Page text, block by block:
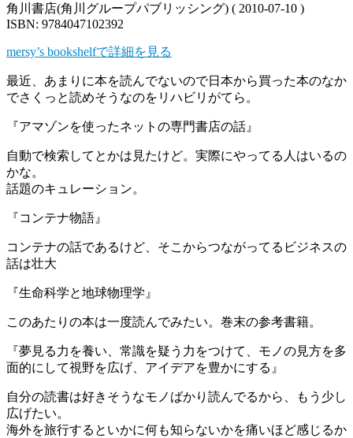
角川書店(角川グループパブリッシング) ( 2010-07-10 )
ISBN: 9784047102392
mersy’s bookshelfで詳細を見る
最近、あまりに本を読んでないので日本から買った本のなか
でさくっと読めそうなのをリハビリがてら。
『アマゾンを使ったネットの専門書店の話』
自動で検索してとかは見たけど。実際にやってる人はいるの
かな。
話題のキュレーション。
『コンテナ物語』
コンテナの話であるけど、そこからつながってるビジネスの
話は壮大
『生命科学と地球物理学』
このあたりの本は一度読んでみたい。巻末の参考書籍。
『夢見る力を養い、常識を疑う力をつけて、モノの見方を多
面的にして視野を広げ、アイデアを豊かにする』
自分の読書は好きそうなモノばかり読んでるから、もう少し
広げたい。
海外を旅行するといかに何も知らないかを痛いほど感じるか